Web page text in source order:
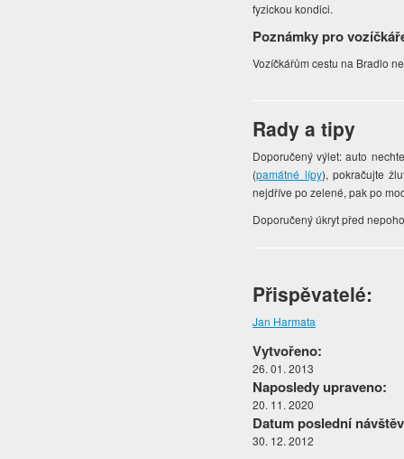
fyzickou kondici.
Poznámky pro
Vozíčkářům cestu na Bradlo
Rady a tipy
Doporučený výlet: auto
(památné lípy), pokračujte
nejdříve po zelené, pak po
Doporučený úkryt před
Přispěvatelé:
Jan Harmata
Vytvořeno:
26. 01. 2013
Naposledy upraveno:
20. 11. 2020
Datum poslední
30. 12. 2012